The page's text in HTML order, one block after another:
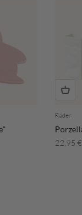
Räder
Angebot
22,95 €